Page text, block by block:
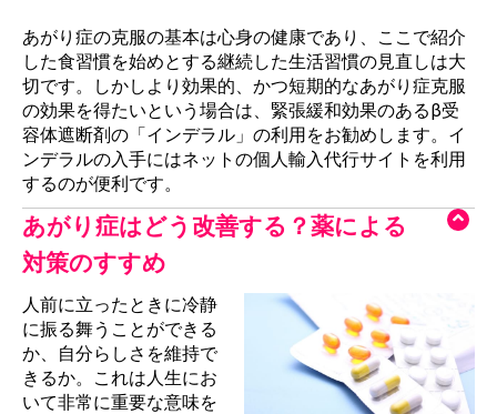
あがり症の克服の基本は心身の健康であり、ここで紹介
した食習慣を始めとする継続した生活習慣の見直しは大
切です。しかしより効果的、かつ短期的なあがり症克服
の効果を得たいという場合は、緊張緩和効果のあるβ受
容体遮断剤の「インデラル」の利用をお勧めします。イ
ンデラルの入手にはネットの個人輸入代行サイトを利用
するのが便利です。
あがり症はどう改善する？薬による
対策のすすめ
人前に立ったときに冷静
に振る舞うことができる
か、自分らしさを維持で
きるか。これは人生にお
いて非常に重要な意味を